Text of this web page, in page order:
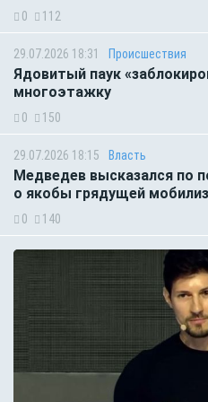
0 112
29.07.2026 18:31 Происшествия
Ядовитый паук
многоэтажку
0 150
29.07.2026 18:15 Власть
Медведев высказался по
о якобы грядущей
0 140